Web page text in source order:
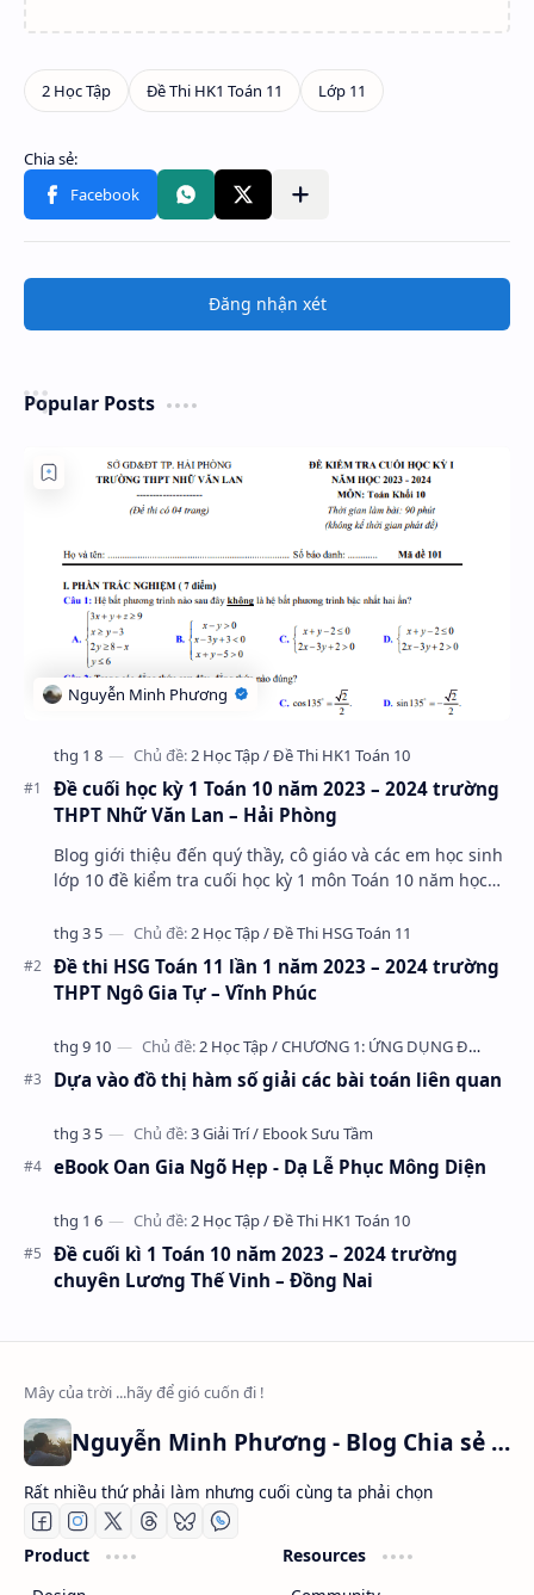
Đăng nhận xét
Popular Posts
Đề cuối học kỳ 1 Toán 10 năm 2023 – 2024 trường
THPT Nhữ Văn Lan – Hải Phòng
Blog giới thiệu đến quý thầy, cô giáo và các em học sinh
lớp 10 đề kiểm tra cuối học kỳ 1 môn Toán 10 năm học
Đề thi HSG Toán 11 lần 1 năm 2023 – 2024 trường
THPT Ngô Gia Tự – Vĩnh Phúc
Dựa vào đồ thị hàm số giải các bài toán liên quan
eBook Oan Gia Ngõ Hẹp - Dạ Lễ Phục Mông Diện
Đề cuối kì 1 Toán 10 năm 2023 – 2024 trường
chuyên Lương Thế Vinh – Đồng Nai
Nguyễn Minh Phương - Blog Chia sẻ Kiến thức Chứng khoán & Tài liệu Toán học
Rất nhiều thứ phải làm nhưng cuối cùng ta phải chọn
Product
Resources